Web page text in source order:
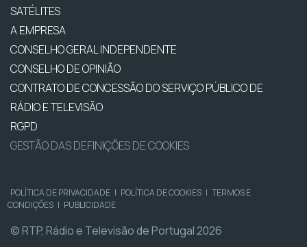
SATÉLITES
A EMPRESA
CONSELHO GERAL INDEPENDENTE
CONSELHO DE OPINIÃO
CONTRATO DE CONCESSÃO DO SERVIÇO PÚBLICO DE
RÁDIO E TELEVISÃO
RGPD
GESTÃO DAS DEFINIÇÕES DE COOKIES
POLÍTICA DE PRIVACIDADE | POLÍTICA DE COOKIES | TERMOS E
CONDIÇÕES | PUBLICIDADE
© RTP, Rádio e Televisão de Portugal 2026